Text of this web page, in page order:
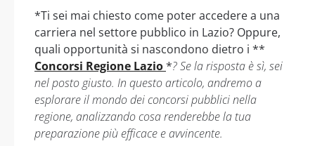
*Ti sei mai chiesto come poter accedere a una
carriera nel settore pubblico in Lazio? Oppure,
quali opportunità si nascondono dietro i **
Concorsi Regione Lazio*? Se la risposta è sì, sei
nel posto giusto. In questo articolo, andremo a
esplorare il mondo dei concorsi pubblici nella
regione, analizzando cosa renderebbe la tua
preparazione più efficace e avvincente.